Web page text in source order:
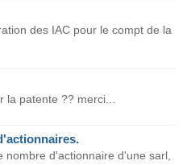
des IAC pour le compt de la
patente ?? merci...
nombre d'actionnaire d'une sarl,